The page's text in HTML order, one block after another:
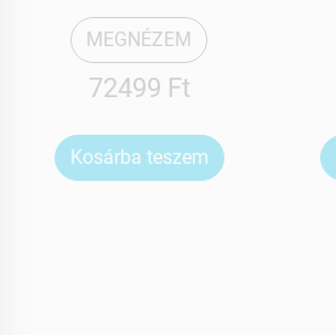
MEGNÉZEM
72499 Ft
Kosárba teszem